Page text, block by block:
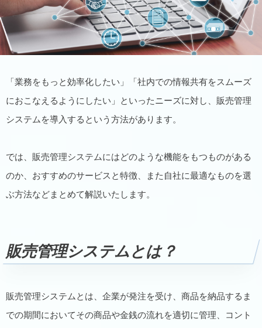
「業務をもっと効率化したい」「社内での情報共有をスムーズ
におこなえるようにしたい」といったニーズに対し、販売管理
システムを導入するという方法があります。
では、販売管理システムにはどのような機能をもつものがある
のか、おすすめのサービスと特徴、また自社に最適なものを選
ぶ方法などまとめて解説いたします。
販売管理システムとは？
販売管理システムとは、企業が発注を受け、商品を納品するま
での期間においてその商品や金銭の流れを適切に管理、コント